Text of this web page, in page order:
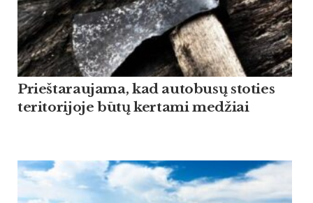
Prieštaraujama, kad autobusų stoties
teritorijoje būtų kertami medžiai